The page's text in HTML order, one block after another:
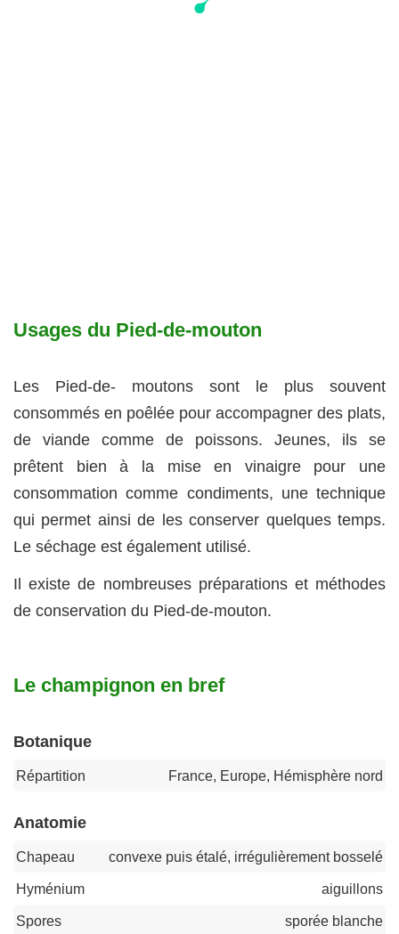
Usages du Pied-de-mouton
Les Pied-de- moutons sont le plus souvent
consommés en poêlée pour accompagner des plats,
de viande comme de poissons. Jeunes, ils se
prêtent bien à la mise en vinaigre pour une
consommation comme condiments, une technique
qui permet ainsi de les conserver quelques temps.
Le séchage est également utilisé.
Il existe de nombreuses préparations et méthodes
de conservation du Pied-de-mouton.
Le champignon en bref
Botanique
Répartition France, Europe, Hémisphère nord
Anatomie
Chapeau
convexe puis étalé, irrégulièrement bosselé
Hyménium
aiguillons
Spores
sporée blanche